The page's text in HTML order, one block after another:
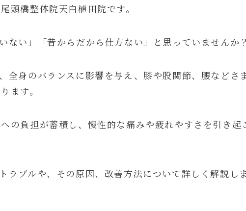
頭橋整体院天白植田院です。
ない」「昔からだから仕方ない」と思っていませんか？
全身のバランスに影響を与え、膝や股関節、腰などさ
ます。
の負担が蓄積し、慢性的な痛みや疲れやすさを引き起
ラブルや、その原因、改善方法について詳しく解説しま